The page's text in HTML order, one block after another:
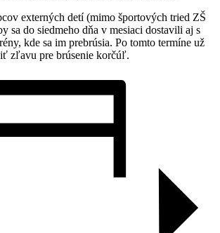
externých detí (mimo športových tried ZŠ
sa do siedmeho dňa v mesiaci dostavili aj s
kde sa im prebrúsia. Po tomto termíne už
zľavu pre brúsenie korčúľ.